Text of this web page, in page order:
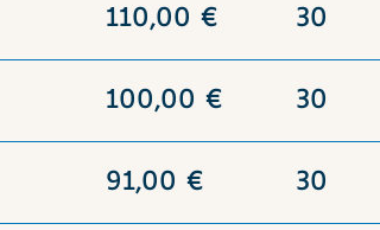
110,00 € 30
100,00 € 30
91,00 € 30